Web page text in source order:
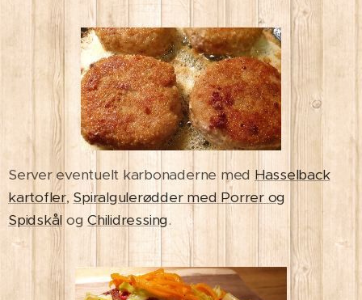
Server eventuelt karbonaderne med Hasselback
kartofler, Spiralgulerødder med Porrer og
Spidskål ogChilidressing.